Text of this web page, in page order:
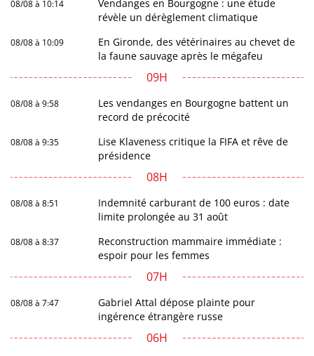
08/08 à 10:14
Vendanges en Bourgogne : une étude
révèle un dérèglement climatique
08/08 à 10:09
En Gironde, des vétérinaires au chevet de
la faune sauvage après le mégafeu
09H
08/08 à 9:58
Les vendanges en Bourgogne battent un
record de précocité
08/08 à 9:35
Lise Klaveness critique la FIFA et rêve de
présidence
08H
08/08 à 8:51
Indemnité carburant de 100 euros : date
limite prolongée au 31 août
08/08 à 8:37
Reconstruction mammaire immédiate :
espoir pour les femmes
07H
08/08 à 7:47
Gabriel Attal dépose plainte pour
ingérence étrangère russe
06H